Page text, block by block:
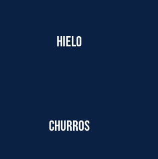
Hielo
Churros